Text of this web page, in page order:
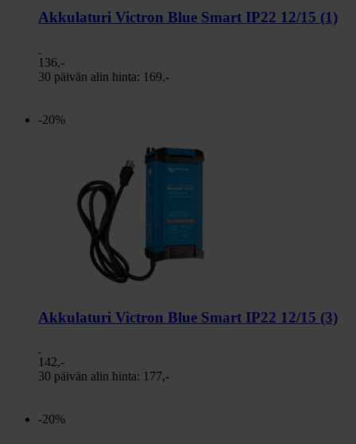
Akkulaturi Victron Blue Smart IP22 12/15 (1)
136,-
30 päivän alin hinta: 169,-
-20%
Akkulaturi Victron Blue Smart IP22 12/15 (3)
142,-
30 päivän alin hinta: 177,-
-20%